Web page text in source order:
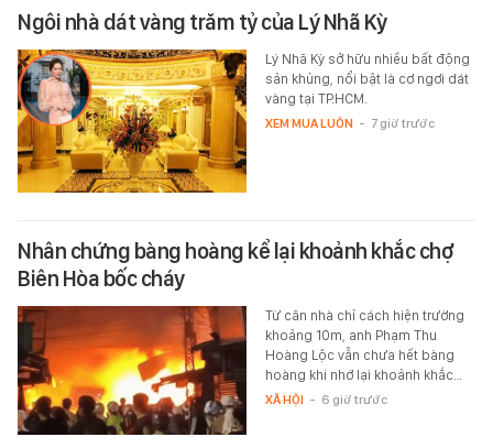
Ngôi nhà dát vàng trăm tỷ của Lý Nhã Kỳ
Lý Nhã Kỳ sở hữu nhiều bất động
sản khủng, nổi bật là cơ ngơi dát
vàng tại TP.HCM.
XEM MUA LUÔN - 7 giờ trước
Nhân chứng bàng hoàng kể lại khoảnh khắc chợ
Biên Hòa bốc cháy
Từ căn nhà chỉ cách hiện trường
khoảng 10m, anh Phạm Thu
Hoàng Lộc vẫn chưa hết bàng
hoàng khi nhớ lại khoảnh khắc…
XÃ HỘI - 6 giờ trước